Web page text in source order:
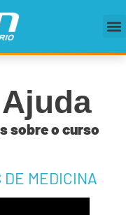
sobre o curso
DE MEDICINA